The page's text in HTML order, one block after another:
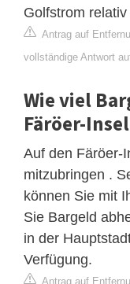
Golfstrom relativ
Antrag auf
vollständige Antwort
Wie viel
Färöer-
Auf den Färöer-
mitzubringen .
können Sie mit
Sie Bargeld
in der
Verfügung.
Antrag auf